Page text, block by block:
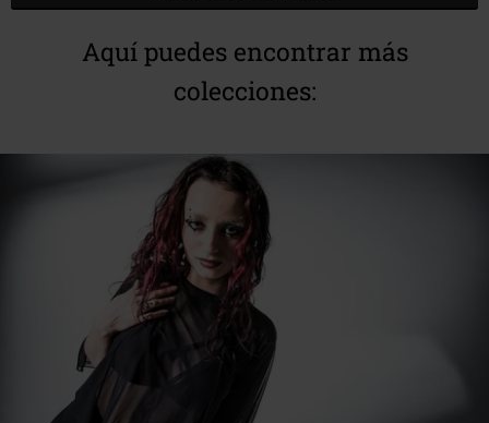
Aquí puedes encontrar más
colecciones: